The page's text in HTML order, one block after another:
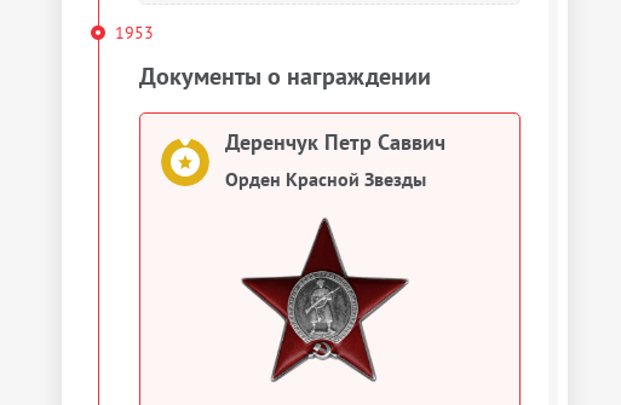
1953
Документы о награждении
Деренчук Петр Саввич
Орден Красной Звезды